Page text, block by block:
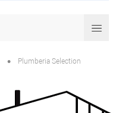
• Plumberia Selection